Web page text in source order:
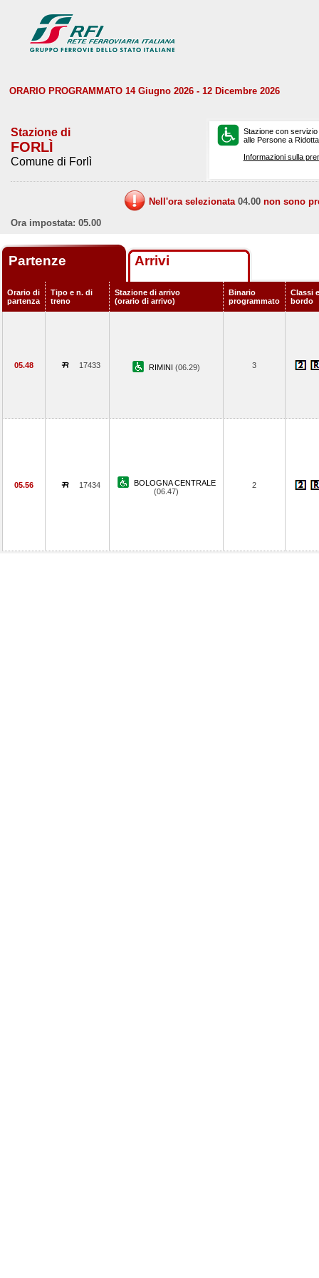
ORARIO PROGRAMMATO 14 Giugno 2026 - 12 Dicembre 2026
Stazione di
FORLÌ
Comune di Forlì
Stazione con
alle Persone a
Informazioni sulla
Nell'ora selezionata 04.00 non sono
Ora impostata: 05.00
Partenze Arrivi
Orario di
partenza
Tipo e n. di
treno
Stazione di arrivo
(orario di arrivo)
Binario
programmato
Classi
bordo
05.48 17433 RIMINI (06.29) 3
05.56 17434
BOLOGNA CENTRALE
(06.47)
2